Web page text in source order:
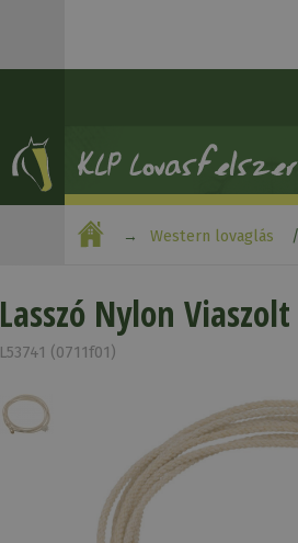
Western lovaglás
Lasszó Nylon
L53741 (0711f01)